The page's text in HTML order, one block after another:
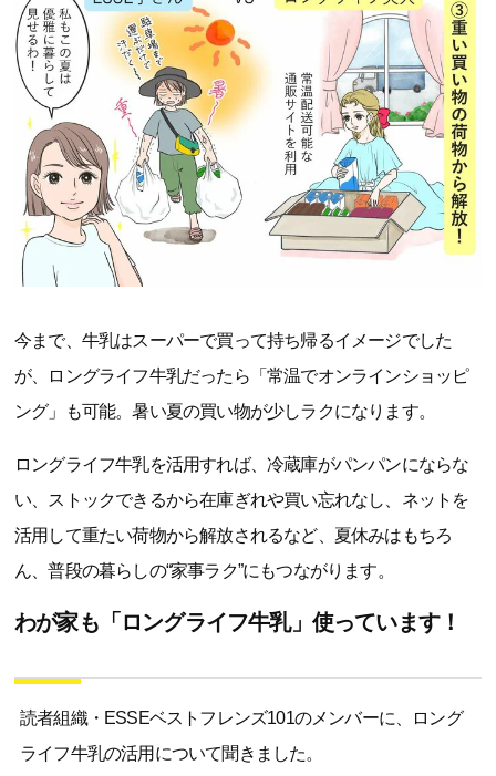
今まで、牛乳はスーパーで買って持ち帰るイメージでした
が、ロングライフ牛乳だったら「常温でオンラインショッピ
ング」も可能。暑い夏の買い物が少しラクになります。
ロングライフ牛乳を活用すれば、冷蔵庫がパンパンにならな
い、ストックできるから在庫ぎれや買い忘れなし、ネットを
活用して重たい荷物から解放されるなど、夏休みはもちろ
ん、普段の暮らしの“家事ラク”にもつながります。
わが家も「ロングライフ牛乳」使っています！
読者組織・ESSEベストフレンズ101のメンバーに、ロング
ライフ牛乳の活用について聞きました。